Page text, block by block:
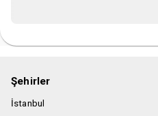
Şehirler
İstanbul